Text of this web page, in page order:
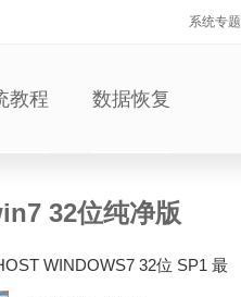
系统专题
教程 数据恢复
32位纯净版
WINDOWS7 32位 SP1 最